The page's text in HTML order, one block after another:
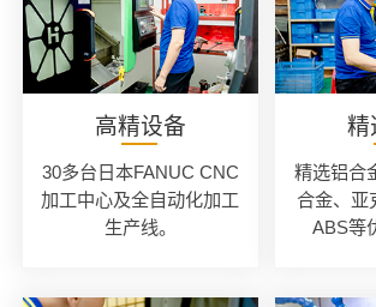
高精设备
30多台日本FANUC CNC
加工中心及全自动化加工
生产线。
精
精选铝合
合金、亚
ABS等